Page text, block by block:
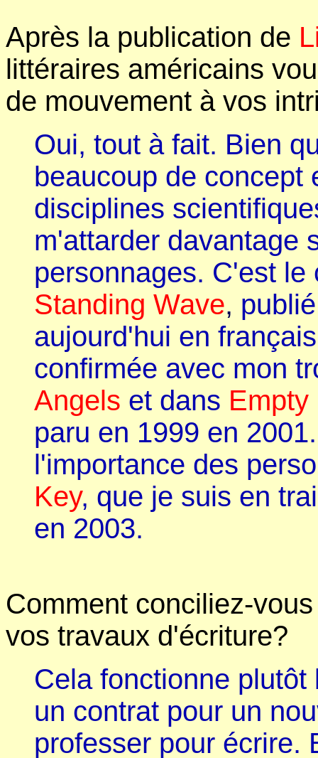
Après la publication de
littéraires américains
de mouvement à vos
Oui, tout à fait. Bien
beaucoup de concept
disciplines
m'attarder davantage
personnages. C'est
Standing Wave,
aujourd'hui en
confirmée avec mon
Angels et dans Empty
paru en 1999 en
l'importance des
Key, que je suis en
en 2003.
Comment conciliez-
vos travaux d'écriture?
Cela fonctionne
un contrat pour un
professer pour écrire.